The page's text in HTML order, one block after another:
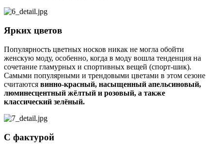
Ярких цветов
Популярность цветных носков никак не могла обойти
женскую моду, особенно, когда в моду вошла тенденция на
сочетание гламурных и спортивных вещей (спорт-шик).
Самыми популярными и трендовыми цветами в этом сезоне
считаются винно-красный, насыщенный апельсиновый,
люминесцентный жёлтый и розовый, а также
классический зелёный.
С фактурой